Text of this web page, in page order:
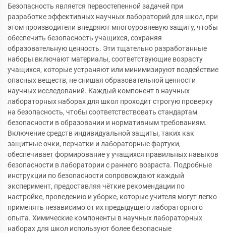
Безопасность является первостепенной задачей при
разработке эффективных научных лабораторий для школ, при
этом производители внедряют многоуровневую защиту, чтобы
обеспечить безопасность учащихся, сохраняя
образовательную ценность. Эти тщательно разработанные
наборы включают материалы, соответствующие возрасту
учащихся, которые устраняют или минимизируют воздействие
опасных веществ, не снишая образовательной ценности
научных исследований. Каждый компонент в научных
лабораторных наборах для школ проходит строгую проверку
на безопасность, чтобы соответствствовать стандартам
безопасности в образовании и нормативным требованиям.
Включение средств индивидуальной защиты, таких как
защитные очки, перчатки и лабораторные фартуки,
обеспечивает формирование у учащихся правильных навыков
безопасности в лаборатории с раннего возраста. Подробные
инструкции по безопасности сопровождают каждый
эксперимент, предоставляя чёткие рекомендации по
настройке, проведению и уборке, которые учителя могут легко
применять независимо от их предыдущего лабораторного
опыта. Химические компоненты в научных лабораторных
наборах для школ используют более безопасные